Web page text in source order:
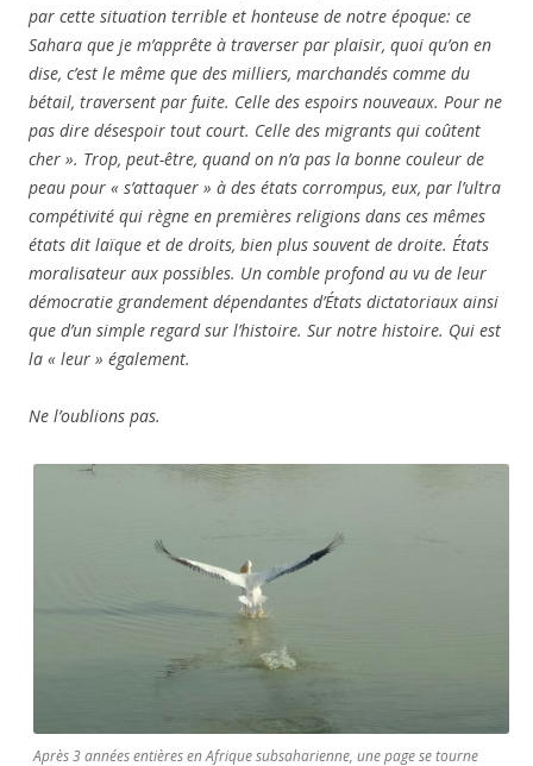
par cette situation terrible et honteuse de notre époque: ce
Sahara que je m’apprête à traverser par plaisir, quoi qu’on en
dise, c’est le même que des milliers, marchandés comme du
bétail, traversent par fuite. Celle des espoirs nouveaux. Pour ne
pas dire désespoir tout court. Celle des migrants qui coûtent
cher ». Trop, peut-être, quand on n’a pas la bonne couleur de
peau pour « s’attaquer » à des états corrompus, eux, par l’ultra
compétivité qui règne en premières religions dans ces mêmes
états dit laïque et de droits, bien plus souvent de droite. États
moralisateur aux possibles. Un comble profond au vu de leur
démocratie grandement dépendantes d’États dictatoriaux ainsi
que d’un simple regard sur l’histoire. Sur notre histoire. Qui est
la « leur » également.
Ne l’oublions pas.
Après 3 années entières en Afrique subsaharienne, une page se tourne